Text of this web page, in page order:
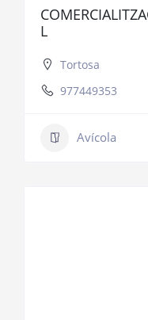
L
Tortosa
977449353
Avícola